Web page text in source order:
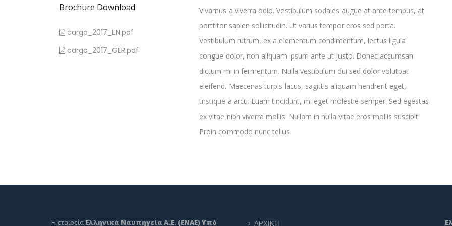
Brochure Download
cargo_2017_EN.pdf
cargo_2017_GER.pdf
Vivamus a viverra odio. Vestibulum sodales augue at ante tempus, at
porttitor sapien sollicitudin. Ut varius tempor eros sed porta.
Vestibulum rutrum, ex a elementum condimentum, lectus ligula
congue dolor, non aliquam ipsum ante ut justo. Donec accumsan
dictum mi in fermentum. Nulla vestibulum dui sed dolor volutpat
eleifend. Maecenas turpis lacus, sagittis aliquam hendrerit eget,
tristique a arcu. Etiam tincidunt, mi eget molestie semper. Sed egestas
ex vitae nibh viverra mollis. Nullam in nulla vitae eros mollis suscipit.
Proin commodo nunc tellus
Η εταιρεία Ελληνικά Ναυπηγεία Α.Ε. (ΕΝΑΕ) Υπό ΑΡΧΙΚΗ